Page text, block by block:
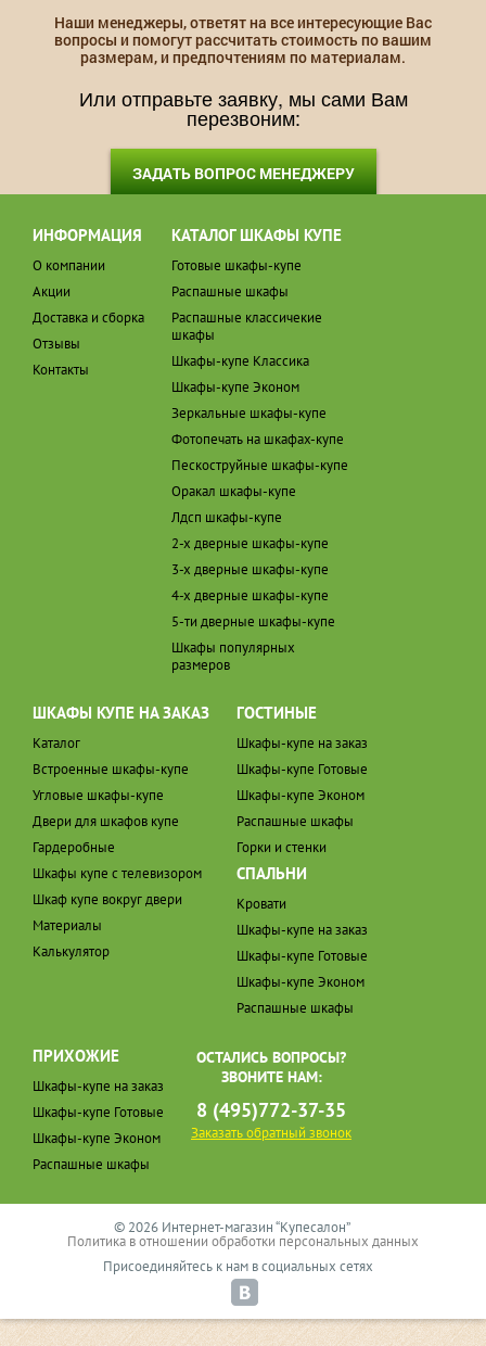
Наши менеджеры, ответят на все интересующие Вас
вопросы и помогут рассчитать стоимость по вашим
размерам, и предпочтениям по материалам.
Или отправьте заявку, мы сами Вам
перезвоним:
ЗАДАТЬ ВОПРОС МЕНЕДЖЕРУ
ИНФОРМАЦИЯ
О компании
Акции
Доставка и сборка
Отзывы
Контакты
КАТАЛОГ ШКАФЫ КУПЕ
Готовые шкафы-купе
Распашные шкафы
Распашные классичекие
шкафы
Шкафы-купе Классика
Шкафы-купе Эконом
Зеркальные шкафы-купе
Фотопечать на шкафах-купе
Пескоструйные шкафы-купе
Оракал шкафы-купе
Лдсп шкафы-купе
2-х дверные шкафы-купе
3-х дверные шкафы-купе
4-х дверные шкафы-купе
5-ти дверные шкафы-купе
Шкафы популярных
размеров
ШКАФЫ КУПЕ НА ЗАКАЗ
Каталог
Встроенные шкафы-купе
Угловые шкафы-купе
Двери для шкафов купе
Гардеробные
Шкафы купе с телевизором
Шкаф купе вокруг двери
Материалы
Калькулятор
ГОСТИНЫЕ
Шкафы-купе на заказ
Шкафы-купе Готовые
Шкафы-купе Эконом
Распашные шкафы
Горки и стенки
СПАЛЬНИ
Кровати
Шкафы-купе на заказ
Шкафы-купе Готовые
Шкафы-купе Эконом
Распашные шкафы
ПРИХОЖИЕ
Шкафы-купе на заказ
Шкафы-купе Готовые
Шкафы-купе Эконом
Распашные шкафы
ОСТАЛИСЬ ВОПРОСЫ?
ЗВОНИТЕ НАМ:
8 (495)772-37-35
Заказать обратный звонок
© 2026 Интернет-магазин “Купесалон”
Политика в отношении обработки персональных данных
Присоединяйтесь к нам в социальных сетях